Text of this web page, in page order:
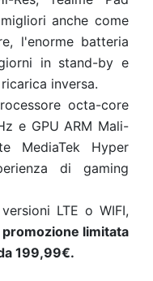
anche come
l'enorme batteria
in stand-by e
inversa.
octa-core
e GPU ARM Mali-
MediaTek Hyper
di gaming
LTE o WIFI,
limitata
199,99€.